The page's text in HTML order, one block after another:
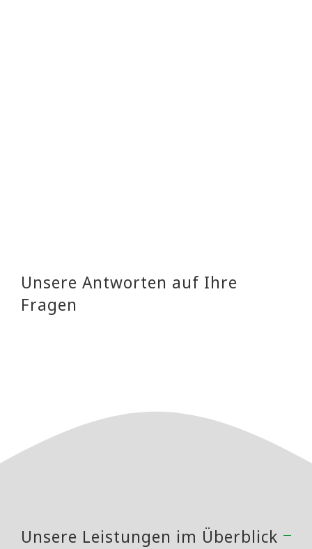
Unsere Antworten auf Ihre
Fragen
Unsere Leistungen im Überblick